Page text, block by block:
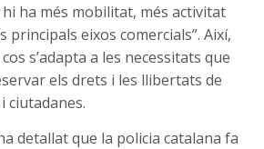
ha més mobilitat, més activitat
principals eixos comercials”. Així,
s’adapta a les necessitats que
els drets i les llibertats de
ciutadanes.
detallat que la policia catalana fa